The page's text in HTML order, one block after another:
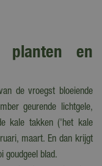
planten en
de vroegst bloeiende
geurende lichtgele,
kale takken ('het kale
maart. En dan krijgt
goudgeel blad.